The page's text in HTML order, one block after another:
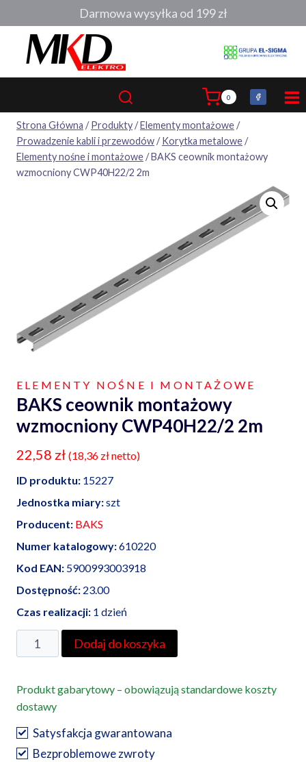
do
0
Strona Główna / Produkty/Elementy montażowe/
Prowadzenie kabli i przewodów/ Korytka metalowe/
Elementy nośne i montażowe/BAKS ceownik montażowy
wzmocniony CWP40H22/2 2m
ELEMENTY NOŚNE I MONTAŻOWE
BAKS ceownik montażowy
wzmocniony CWP40H22/2 2m
22,58 zł (18,36 złnetto)
ID produktu: 15227
Jednostka miary:szt
Producent: BAKS
Numer katalogowy:610220
Kod EAN: 5900993003918
Dostępność: 23.00
Czas realizacji: 1 dzień
ilość
BAKS
montażowy
wzmocniony
CWP40H22/2
2m
Dodaj do koszyka
Produkt gabarytowy – obowiązują standardowe koszty
dostawy
Satysfakcja gwarantowana
Bezproblemowe zwroty
Darmowa wysyłka od 199 zł